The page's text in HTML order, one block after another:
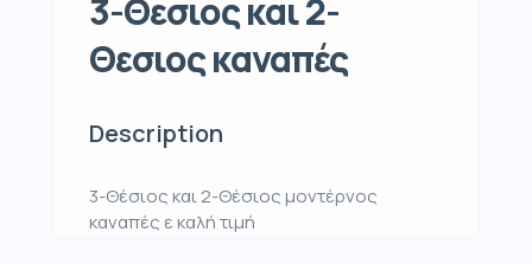
3-Θεσιος και 2-
Θεσιος καναπές
Description
3-Θέσιος και 2-Θέσιος μοντέρνος
καναπές ε καλή τιμή